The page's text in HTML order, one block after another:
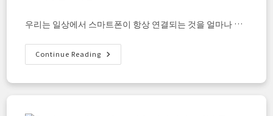
우리는 일상에서 스마트폰이 항상 연결되는 것을 얼마나 …
Continue Reading 라
쿠
모
바